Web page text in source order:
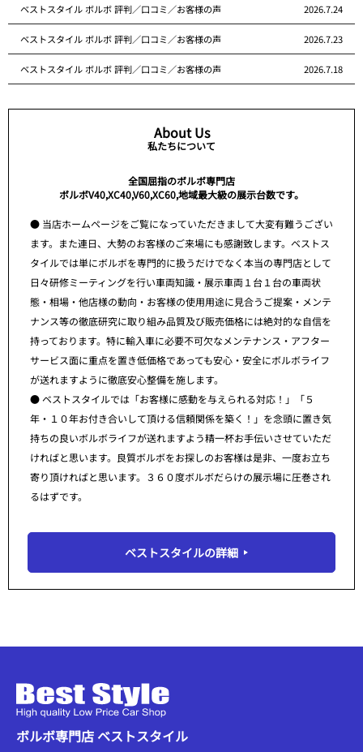
ベストスタイル ボルボ 評判／口コミ／お客様の声 2026.7.24
ベストスタイル ボルボ 評判／口コミ／お客様の声 2026.7.23
ベストスタイル ボルボ 評判／口コミ／お客様の声 2026.7.18
About Us
私たちについて
全国屈指のボルボ専門店
ボルボV40,XC40,V60,XC60,地域最大級の展示台数です。
● 当店ホームページをご覧になっていただきまして大変有難うござい
ます。また連日、大勢のお客様のご来場にも感謝致します。ベストス
タイルでは単にボルボを専門的に扱うだけでなく本当の専門店として
日々研修ミーティングを行い車両知識・展示車両１台１台の車両状
態・相場・他店様の動向・お客様の使用用途に見合うご提案・メンテ
ナンス等の徹底研究に取り組み品質及び販売価格には絶対的な自信を
持っております。特に輸入車に必要不可欠なメンテナンス・アフター
サービス面に重点を置き低価格であっても安心・安全にボルボライフ
が送れますように徹底安心整備を施します。
● ベストスタイルでは「お客様に感動を与えられる対応！」「５
年・１０年お付き合いして頂ける信頼関係を築く！」を念頭に置き気
持ちの良いボルボライフが送れますよう精一杯お手伝いさせていただ
ければと思います。良質ボルボをお探しのお客様は是非、一度お立ち
寄り頂ければと思います。３６０度ボルボだらけの展示場に圧巻され
るはずです。
ベストスタイルの詳細
ボルボ専門店 ベストスタイル